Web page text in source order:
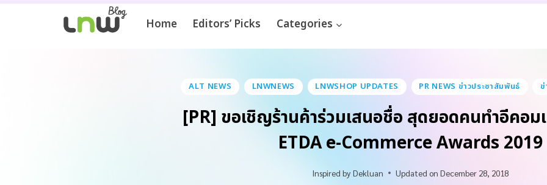
Home Editors’ Picks Categories
ALT NEWS LNWNEWS LNWSHOP UPDATES PR NEWS ข่าวประชาสัมพันธ์ ข่
[PR] ขอเชิญร้านค้าร่วมเสนอชื่อ สุดยอดคนทำอีคอม
ETDA e-Commerce Awards 2019
Inspired by Dekluan Updated on December 28, 2018